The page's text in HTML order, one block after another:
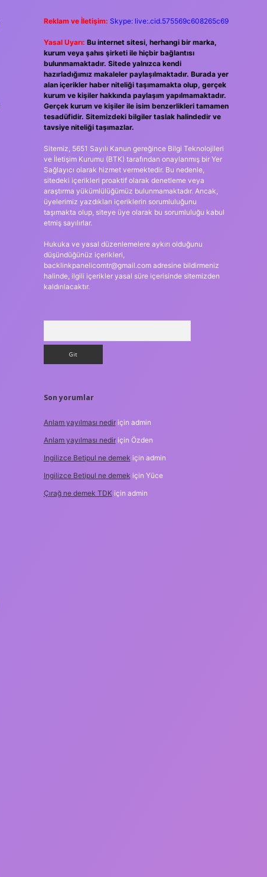
Reklam ve İletişim: Skype: live:.cid.575569c608265c69
Yasal Uyarı: Bu internet sitesi, herhangi bir marka,
kurum veya şahıs şirketi ile hiçbir bağlantısı
bulunmamaktadır. Sitede yalnızca kendi
hazırladığımız makaleler paylaşılmaktadır. Burada yer
alan içerikler haber niteliği taşımamakta olup, gerçek
kurum ve kişiler hakkında paylaşım yapılmamaktadır.
Gerçek kurum ve kişiler ile isim benzerlikleri tamamen
tesadüfidir. Sitemizdeki bilgiler taslak halindedir ve
tavsiye niteliği taşımazlar.
Sitemiz, 5651 Sayılı Kanun gereğince Bilgi Teknolojileri
ve İletişim Kurumu (BTK) tarafından onaylanmış bir Yer
Sağlayıcı olarak hizmet vermektedir. Bu nedenle,
sitedeki içerikleri proaktif olarak denetleme veya
araştırma yükümlülüğümüz bulunmamaktadır. Ancak,
üyelerimiz yazdıkları içeriklerin sorumluluğunu
taşımakta olup, siteye üye olarak bu sorumluluğu kabul
etmiş sayılırlar.
Hukuka ve yasal düzenlemelere aykırı olduğunu
düşündüğünüz içerikleri,
backlinkpanelicomtr@gmail.comadresine bildirmeniz
halinde, ilgili içerikler yasal süre içerisinde sitemizden
kaldırılacaktır.
Son yorumlar
Anlam yayılması nediriçin admin
Anlam yayılması nediriçin Özden
Ingilizce Betipul ne demek için admin
Ingilizce Betipul ne demek için Yüce
Çırağ ne demek TDKiçin admin